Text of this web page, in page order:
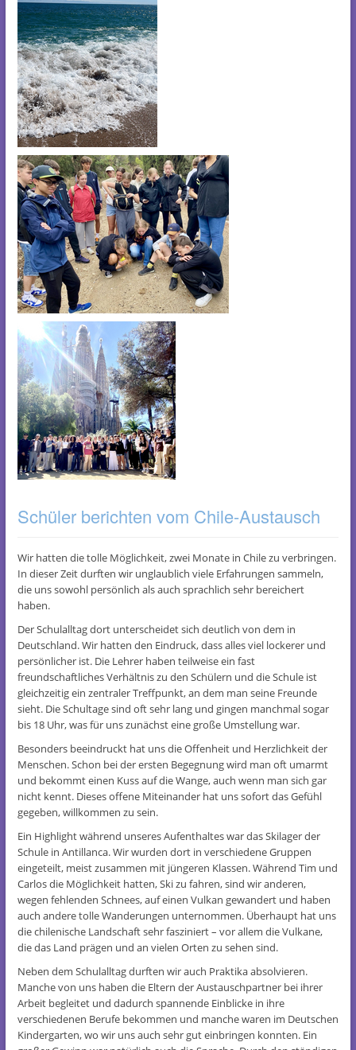
Schüler berichten vom Chile-Austausch
Wir hatten die tolle Möglichkeit, zwei Monate in Chile zu verbringen.
In dieser Zeit durften wir unglaublich viele Erfahrungen sammeln,
die uns sowohl persönlich als auch sprachlich sehr bereichert
haben.
Der Schulalltag dort unterscheidet sich deutlich von dem in
Deutschland. Wir hatten den Eindruck, dass alles viel lockerer und
persönlicher ist. Die Lehrer haben teilweise ein fast
freundschaftliches Verhältnis zu den Schülern und die Schule ist
gleichzeitig ein zentraler Treffpunkt, an dem man seine Freunde
sieht. Die Schultage sind oft sehr lang und gingen manchmal sogar
bis 18 Uhr, was für uns zunächst eine große Umstellung war.
Besonders beeindruckt hat uns die Offenheit und Herzlichkeit der
Menschen. Schon bei der ersten Begegnung wird man oft umarmt
und bekommt einen Kuss auf die Wange, auch wenn man sich gar
nicht kennt. Dieses offene Miteinander hat uns sofort das Gefühl
gegeben, willkommen zu sein.
Ein Highlight während unseres Aufenthaltes war das Skilager der
Schule in Antillanca. Wir wurden dort in verschiedene Gruppen
eingeteilt, meist zusammen mit jüngeren Klassen. Während Tim und
Carlos die Möglichkeit hatten, Ski zu fahren, sind wir anderen,
wegen fehlenden Schnees, auf einen Vulkan gewandert und haben
auch andere tolle Wanderungen unternommen. Überhaupt hat uns
die chilenische Landschaft sehr fasziniert – vor allem die Vulkane,
die das Land prägen und an vielen Orten zu sehen sind.
Neben dem Schulalltag durften wir auch Praktika absolvieren.
Manche von uns haben die Eltern der Austauschpartner bei ihrer
Arbeit begleitet und dadurch spannende Einblicke in ihre
verschiedenen Berufe bekommen und manche waren im Deutschen
Kindergarten, wo wir uns auch sehr gut einbringen konnten. Ein